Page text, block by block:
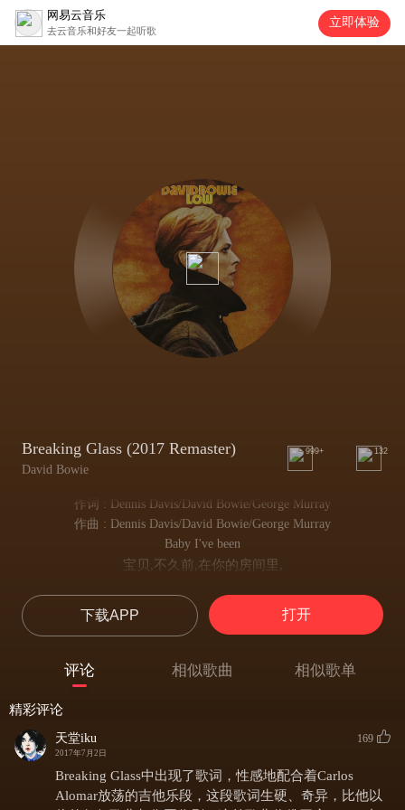
网易云音乐
去云音乐和好友一起听歌
立即体验
Breaking Glass (2017 Remaster)
David Bowie
999+ 132
作词 : Dennis Davis/David Bowie/George Murray
作曲 : Dennis Davis/David Bowie/George Murray
Baby I've been
宝贝,不久前,在你的房间里,
我又一次砸碎了玻璃,听呀
Don't look at the carpet
千万别看地毯,我先前在上头
涂了些乱七八糟的东西,看呀
I'll never touch you
我永远也不会触碰你
下载APP 打开
评论 相似歌曲 相似歌单
精彩评论
天堂iku
2017年7月2日
169
Breaking Glass中出现了歌词，性感地配合着Carlos
Alomar放荡的吉他乐段，这段歌词生硬、奇异，比他以